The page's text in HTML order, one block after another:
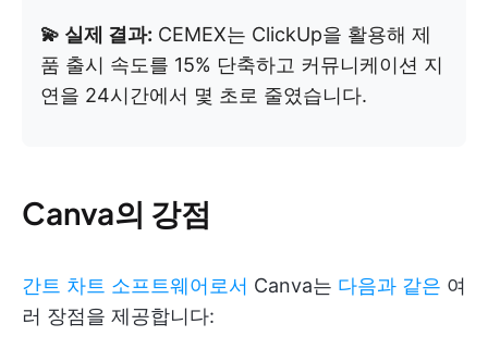
💫 실제 결과: CEMEX는 ClickUp을 활용해 제
품 출시 속도를 15% 단축하고 커뮤니케이션 지
연을 24시간에서 몇 초로 줄였습니다.
Canva의 강점
간트 차트 소프트웨어로서 Canva는 다음과 같은 여
러 장점을 제공합니다: